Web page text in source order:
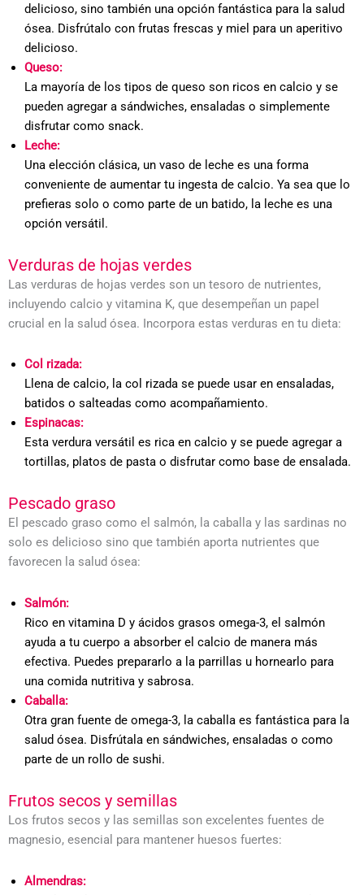
delicioso, sino también una opción fantástica para la salud
ósea. Disfrútalo con frutas frescas y miel para un aperitivo
delicioso.
Queso:
La mayoría de los tipos de queso son ricos en calcio y se
pueden agregar a sándwiches, ensaladas o simplemente
disfrutar como snack.
Leche:
Una elección clásica, un vaso de leche es una forma
conveniente de aumentar tu ingesta de calcio. Ya sea que lo
prefieras solo o como parte de un batido, la leche es una
opción versátil.
Verduras de hojas verdes
Las verduras de hojas verdes son un tesoro de nutrientes,
incluyendo calcio y vitamina K, que desempeñan un papel
crucial en la salud ósea. Incorpora estas verduras en tu dieta:
Col rizada:
Llena de calcio, la col rizada se puede usar en ensaladas,
batidos o salteadas como acompañamiento.
Espinacas:
Esta verdura versátil es rica en calcio y se puede agregar a
tortillas, platos de pasta o disfrutar como base de ensalada.
Pescado graso
El pescado graso como el salmón, la caballa y las sardinas no
solo es delicioso sino que también aporta nutrientes que
favorecen la salud ósea:
Salmón:
Rico en vitamina D y ácidos grasos omega-3, el salmón
ayuda a tu cuerpo a absorber el calcio de manera más
efectiva. Puedes prepararlo a la parrillas u hornearlo para
una comida nutritiva y sabrosa.
Caballa:
Otra gran fuente de omega-3, la caballa es fantástica para la
salud ósea. Disfrútala en sándwiches, ensaladas o como
parte de un rollo de sushi.
Frutos secos y semillas
Los frutos secos y las semillas son excelentes fuentes de
magnesio, esencial para mantener huesos fuertes:
Almendras: